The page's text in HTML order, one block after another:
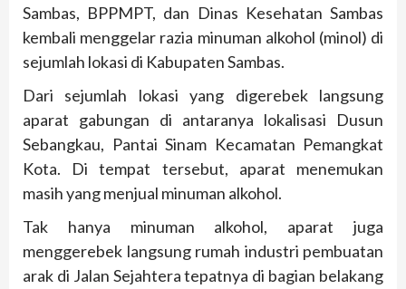
Sambas, BPPMPT, dan Dinas Kesehatan Sambas
kembali menggelar razia minuman alkohol (minol) di
sejumlah lokasi di Kabupaten Sambas.
Dari sejumlah lokasi yang digerebek langsung
aparat gabungan di antaranya lokalisasi Dusun
Sebangkau, Pantai Sinam Kecamatan Pemangkat
Kota. Di tempat tersebut, aparat menemukan
masih yang menjual minuman alkohol.
Tak hanya minuman alkohol, aparat juga
menggerebek langsung rumah industri pembuatan
arak di Jalan Sejahtera tepatnya di bagian belakang